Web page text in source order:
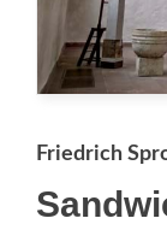
Friedrich